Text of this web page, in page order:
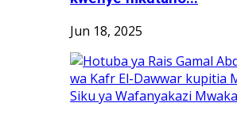
Jun 18, 2025